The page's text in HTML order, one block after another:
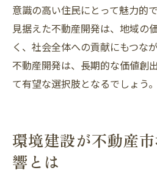
意識の高い住民にとって魅力的
見据えた不動産開発は、地域の
く、社会全体への貢献にもつな
不動産開発は、長期的な価値創
て有望な選択肢となるでしょう。
環境建設が不動産
響とは